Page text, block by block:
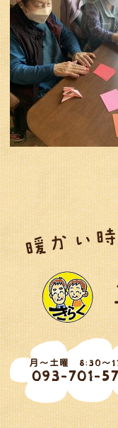
月～土曜 8:30～
093-701-